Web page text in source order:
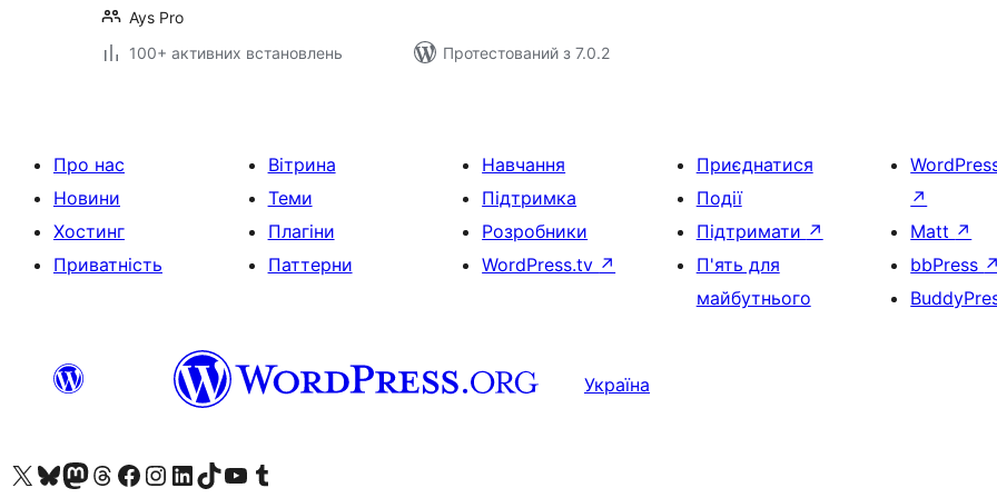
Ays Pro
100+ активних встановлень
Протестований з 7.0.2
Про нас
Новини
Хостинг
Приватність
Вітрина
Теми
Плагіни
Паттерни
Навчання
Підтримка
Розробники
WordPress.tv ↗
Приєднатися
Події
Підтримати ↗
П'ять для
майбутнього
↗
Matt ↗
bbPress ↗
Україна
Visit our X (formerly Twitter) account
Visit our Bluesky account
Завітайте до нашої стрічки в Mastodon
Visit our Threads account
Завітайте на нашу сторінку в Facebook
Visit our Instagram account
Visit our LinkedIn account
Visit our TikTok account
Visit our YouTube channel
Visit our Tumblr account